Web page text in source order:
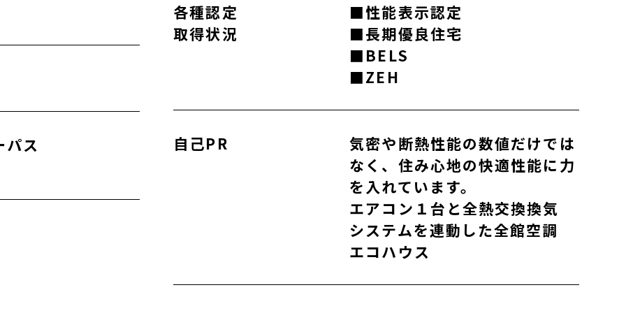
ス
各種認定
取得状況
■性能表示認定
■長期優良住宅
■BELS
■ZEH
自己PR
気密や断熱性能の数値だけでは
なく、住み心地の快適性能に力
を入れています。
エアコン１台と全熱交換換気
システムを連動した全館空調
エコハウス